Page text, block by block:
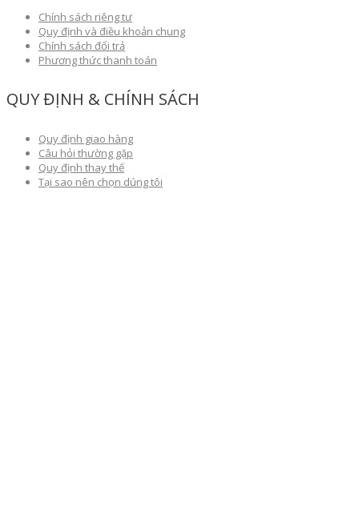
Chính sách riêng tư
Quy định và điều khoản chung
Chính sách đổi trả
Phương thức thanh toán
QUY ĐỊNH & CHÍNH SÁCH
Quy định giao hàng
Câu hỏi thường gặp
Quy định thay thế
Tại sao nên chọn dúng tôi